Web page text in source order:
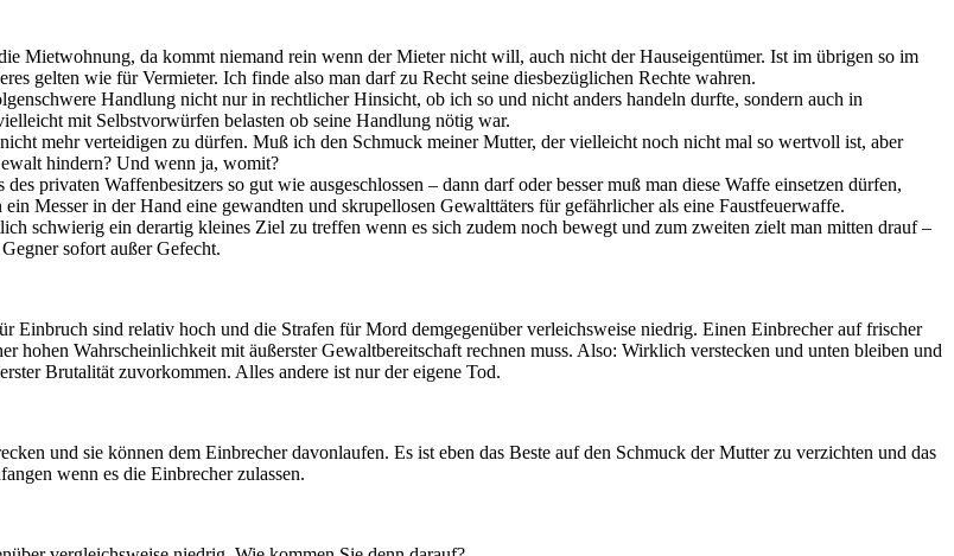
Mietwohnung, da kommt niemand rein wenn der Mieter nicht will, auch nicht der Hauseigentümer. Ist im übrigen so im
gelten wie für Vermieter. Ich finde also man darf zu Recht seine diesbezüglichen Rechte wahren.
Handlung nicht nur in rechtlicher Hinsicht, ob ich so und nicht anders handeln durfte, sondern auch in
mit Selbstvorwürfen belasten ob seine Handlung nötig war.
mehr verteidigen zu dürfen. Muß ich den Schmuck meiner Mutter, der vielleicht noch nicht mal so wertvoll ist, aber
hindern? Und wenn ja, womit?
privaten Waffenbesitzers so gut wie ausgeschlossen – dann darf oder besser muß man diese Waffe einsetzen dürfen,
Messer in der Hand eine gewandten und skrupellosen Gewalttäters für gefährlicher als eine Faustfeuerwaffe.
schwierig ein derartig kleines Ziel zu treffen wenn es sich zudem noch bewegt und zum zweiten zielt man mitten drauf –
sofort außer Gefecht.
Einbruch sind relativ hoch und die Strafen für Mord demgegenüber verleichsweise niedrig. Einen Einbrecher auf frischer
hohen Wahrscheinlichkeit mit äußerster Gewaltbereitschaft rechnen muss. Also: Wirklich verstecken und unten bleiben und
Brutalität zuvorkommen. Alles andere ist nur der eigene Tod.
und sie können dem Einbrecher davonlaufen. Es ist eben das Beste auf den Schmuck der Mutter zu verzichten und das
wenn es die Einbrecher zulassen.